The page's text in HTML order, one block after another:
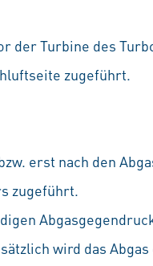
der Turbine des
zugeführt.
erst nach den
zugeführt.
wird das